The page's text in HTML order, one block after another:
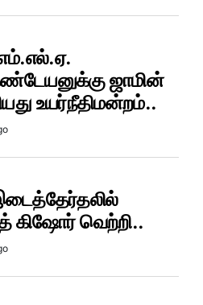
ஜாமின்
உயர்நீதிமன்றம்..
கிஷோர் வெற்றி..